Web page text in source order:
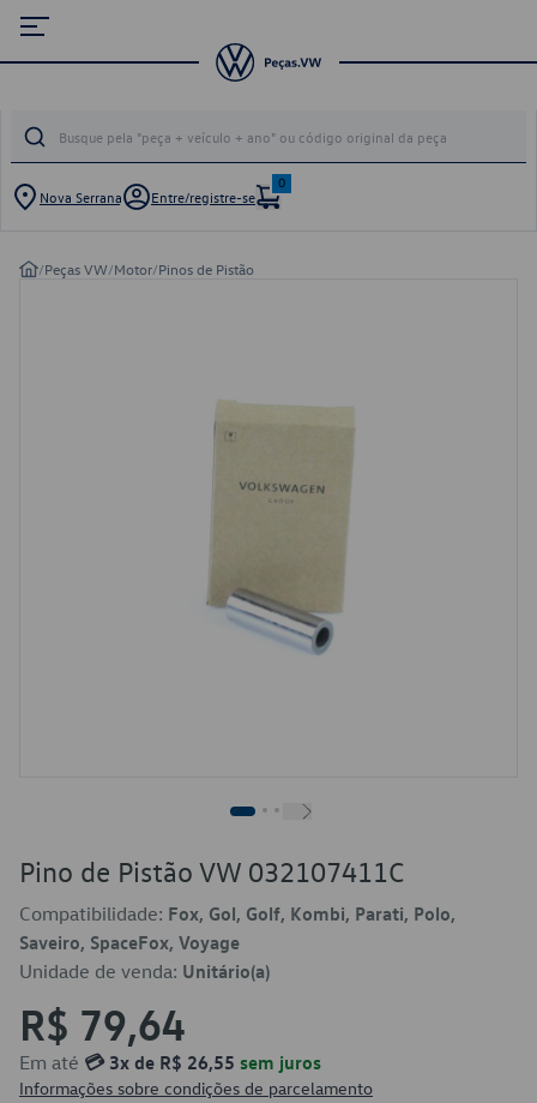
Nova Serrana Entre/registre-se
0
/Peças VW/Motor/Pinos de Pistão
Pino de Pistão VW 032107411C
Compatibilidade: Fox, Gol, Golf, Kombi, Parati, Polo,
Saveiro, SpaceFox, Voyage
Unidade de venda: Unitário(a)
R$ 79,64
Em até 💳 3x de R$ 26,55 sem juros
Informações sobre condições de parcelamento